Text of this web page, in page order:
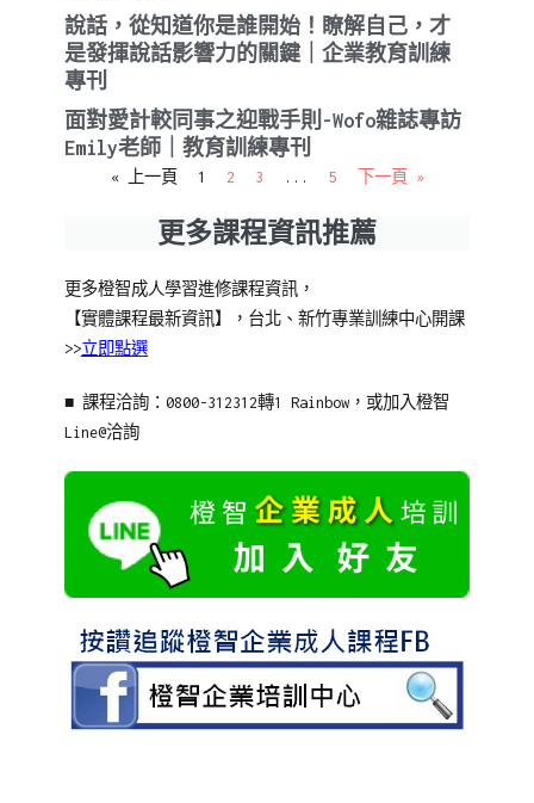
說話，從知道你是誰開始！瞭解自己，才
是發揮說話影響力的關鍵｜企業教育訓練
專刊
面對愛計較同事之迎戰手則-Wofo雜誌專訪
Emily老師｜教育訓練專刊
« 上一頁 1 2 3 ... 5 下一頁 »
更多課程資訊推薦
更多橙智成人學習進修課程資訊，
【實體課程最新資訊】，台北、新竹專業訓練中心開課
>>立即點選
■ 課程洽詢：0800-312312轉1 Rainbow，或加入橙智
Line@洽詢